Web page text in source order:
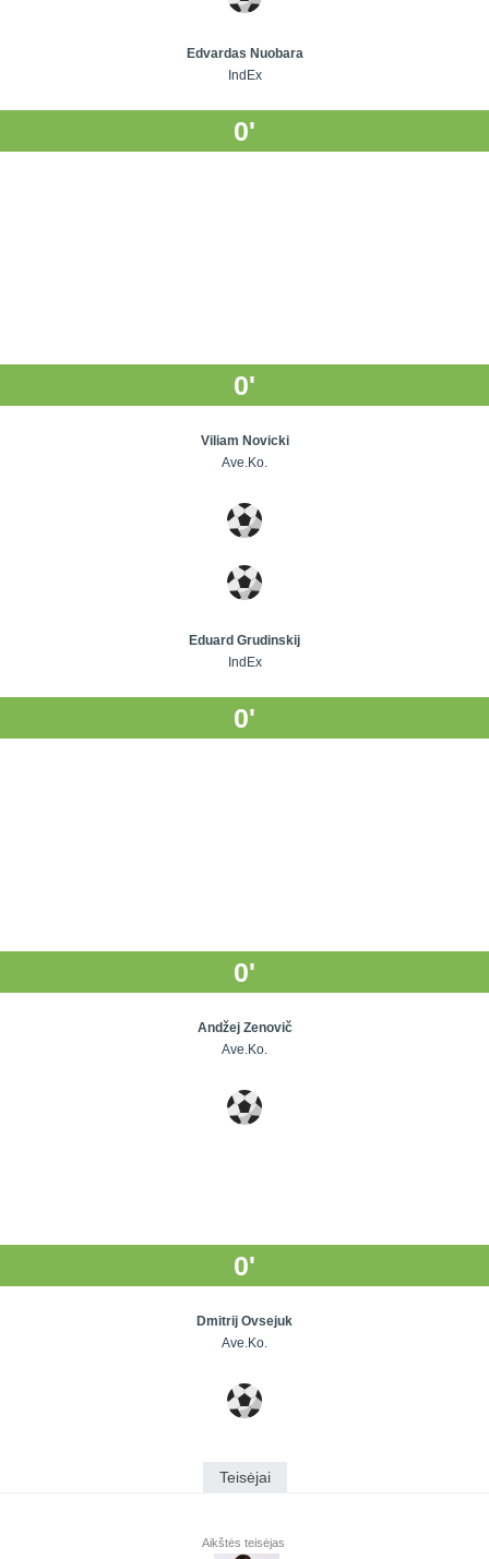
Edvardas Nuobara
IndEx
0'
0'
Viliam Novicki
Ave.Ko.
Eduard Grudinskij
IndEx
0'
0'
Andžej Zenovič
Ave.Ko.
0'
Dmitrij Ovsejuk
Ave.Ko.
Teisėjai
Aikštės teisėjas